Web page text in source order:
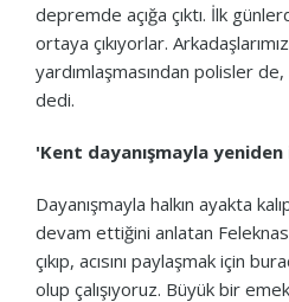
depremde açığa çıktı. İlk
ortaya çıkıyorlar.
yardımlaşmasından polisler
dedi.
'Kent dayanışmayla
Dayanışmayla halkın ayakta
devam ettiğini anlatan Feleknas
çıkıp, acısını paylaşmak için
olup çalışıyoruz. Büyük bir